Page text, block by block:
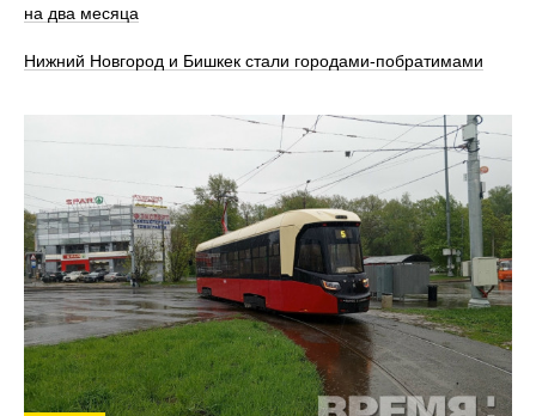
на два месяца
Нижний Новгород и Бишкек стали городами-побратимами